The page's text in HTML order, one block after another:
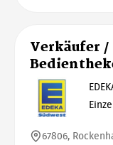
Verkäufer /
67806,